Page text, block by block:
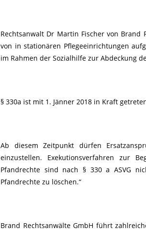
Rechtsanwalt Dr Martin Fischer von Brand
von in stationären Pflegeeinrichtungen
im Rahmen der Sozialhilfe zur Abdeckung
§ 330a ist mit 1. Jänner 2018 in Kraft
Ab diesem Zeitpunkt dürfen
einzustellen. Exekutionsverfahren zur
Pfandrechte sind nach § 330 a ASVG
Pfandrechte zu löschen.“
Brand Rechtsanwälte GmbH führt